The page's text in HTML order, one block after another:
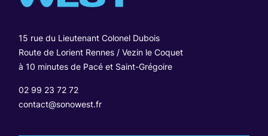
15 rue du Lieutenant Colonel Dubois
Route de Lorient Rennes / Vezin le Coquet
à 10 minutes de Pacé et Saint-Grégoire
02 99 23 72 72
contact@sonowest.fr